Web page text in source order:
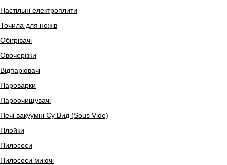
Настільні електроплити
Точила для ножів
Обігрівачі
Овочерізки
Відпарювачі
Пароварки
Пароочищувачі
Печі вакуумні Су Вид (Sous Vide)
Плойки
Пилососи
Пилососи миючі